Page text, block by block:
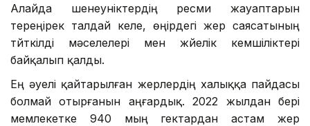
Алайда шенеуніктердің ресми жауаптарын
тереңірек талдай келе, өңірдегі жер саясатының
түйткілді мәселелері мен жүйелік кемшіліктері
байқалып қалды.
Ең әуелі қайтарылған жерлердің халыққа пайдасы
болмай отырғанын аңғардық. 2022 жылдан бері
мемлекетке 940 мың гектардан астам жер